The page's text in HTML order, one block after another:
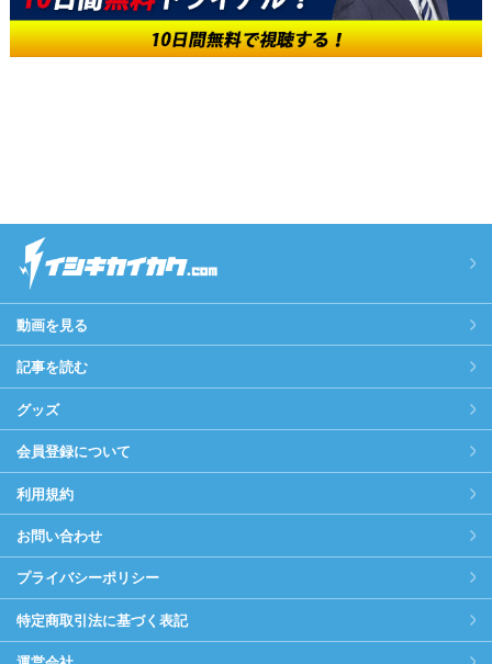
動画を見る
記事を読む
グッズ
会員登録について
利用規約
お問い合わせ
プライバシーポリシー
特定商取引法に基づく表記